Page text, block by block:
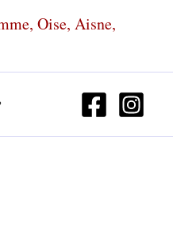
Oise, Aisne,